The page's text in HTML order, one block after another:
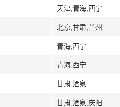
天津,青海,西宁
北京,甘肃,兰州
青海,西宁
青海,西宁
甘肃,酒泉
甘肃,酒泉,庆阳